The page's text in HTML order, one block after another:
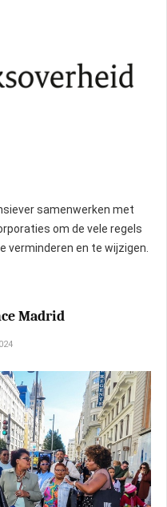
samenwerken met
om de vele regels
verminderen en te wijzigen.
Madrid